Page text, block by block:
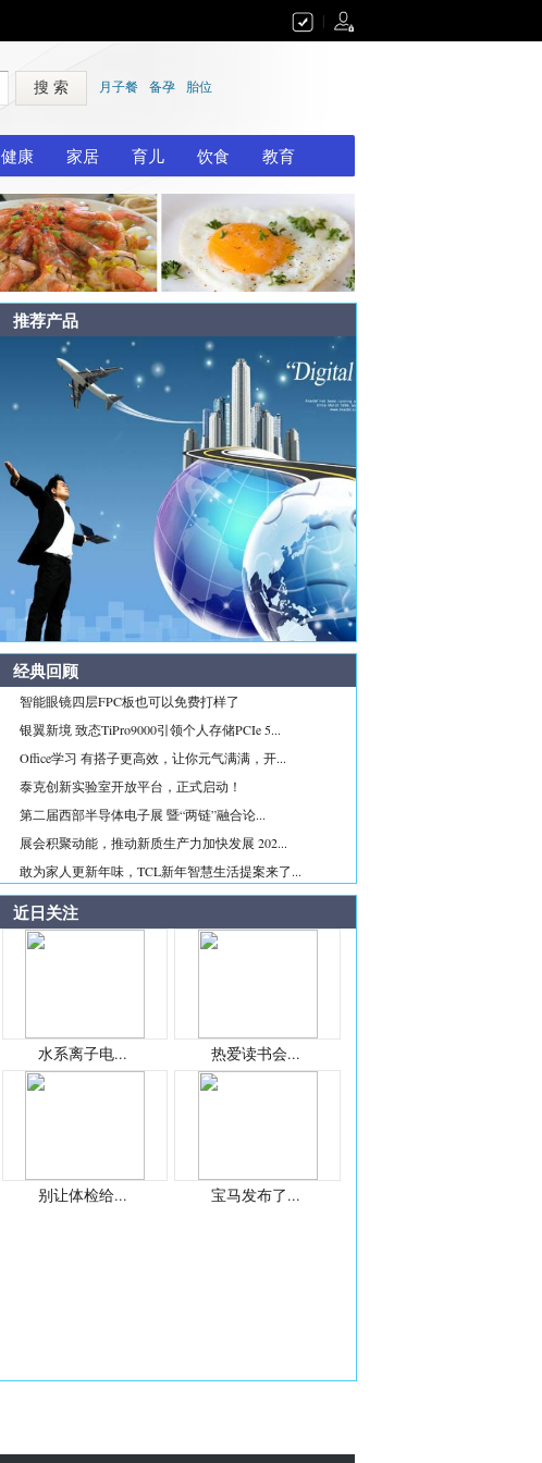
搜 索 月子餐 备孕 胎位
健康 家居 育儿 饮食 教育
推荐产品
经典回顾
智能眼镜四层FPC板也可以免费打样了
银翼新境 致态TiPro9000引领个人存储PCIe 5...
Office学习 有搭子更高效，让你元气满满，开...
泰克创新实验室开放平台，正式启动！
第二届西部半导体电子展 暨“两链”融合论...
展会积聚动能，推动新质生产力加快发展 202...
敢为家人更新年味，TCL新年智慧生活提案来了...
近日关注
水系离子电... 热爱读书会...
别让体检给... 宝马发布了...